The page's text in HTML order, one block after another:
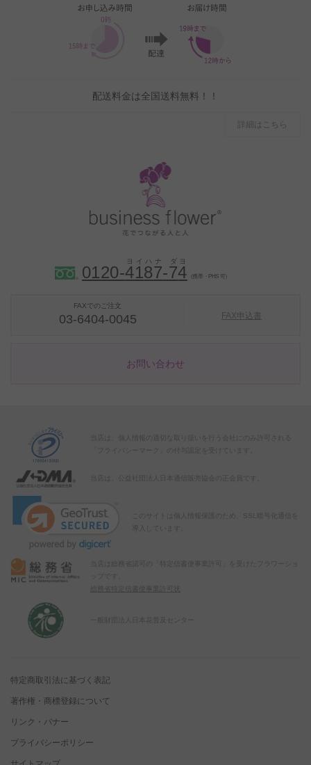
配送料金は全国送料無料！！
詳細はこちら
0120-4187-74 （携帯・PHS 可）
FAXでのご注文
03-6404-0045 FAX申込書
お問い合わせ
当店は、個人情報の適切な取り扱いを行う会社にのみ許可される
「プライバシーマーク」の付与認定を受けています。
当店は、公益社団法人日本通信販売協会の正会員です。
このサイトは個人情報保護のため、SSL暗号化通信を
導入しています。
当店は総務省認可の「特定信書便事業許可」を受けたフラワーショ
総務省特定信書便事業許可状
特定商取引法に基づく表記
著作権・商標登録について
リンク・バナー
プライバシーポリシー